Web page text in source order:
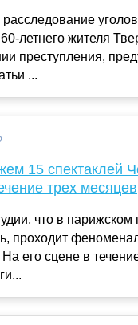
летнего жителя
преступления,
...
15 спектаклей
трех месяцев
что в парижском
проходит
его сцене в